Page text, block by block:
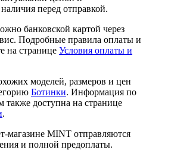
перед отправкой.
банковской картой через
Подробные правила оплаты и
на странице Условия оплаты и
моделей, размеров и цен
Ботинки. Информация по
также доступна на странице
.
магазине MINT отправляются
и полной предоплаты.